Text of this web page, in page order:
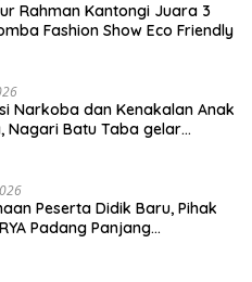
Rahman Kantongi Juara 3
Fashion Show Eco Friendly
Narkoba dan Kenakalan Anak
Nagari Batu Taba gelar
Peserta Didik Baru, Pihak
Padang Panjang